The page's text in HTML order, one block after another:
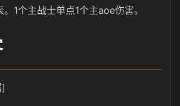
1个主战士单点1个主aoe伤害。